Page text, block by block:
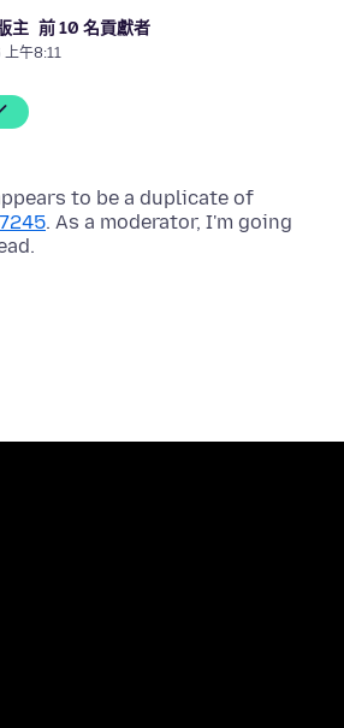
主 前 10 名貢獻者
午8:11
to be a duplicate of
. As a moderator, I'm going